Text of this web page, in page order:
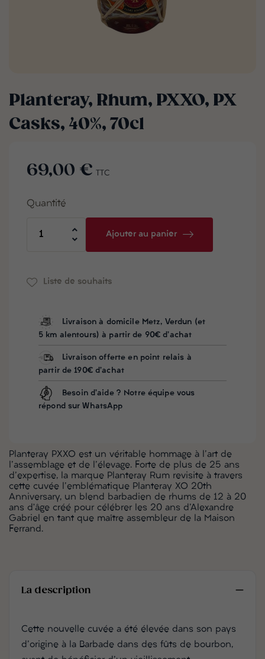
Planteray, Rhum, PXXO, PX
Casks, 40%, 70cl
69,00 € TTC
Quantité
Ajouter au panier
Liste de souhaits
Livraison à domicile Metz, Verdun (et
5 km alentours) à partir de 90€ d'achat
Livraison offerte en point relais à
partir de 190€ d'achat
Besoin d'aide ? Notre équipe vous
répond sur WhatsApp
Planteray PXXO est un véritable hommage à l'art de
l'assemblage et de l'élevage. Forte de plus de 25 ans
d'expertise, la marque Planteray Rum revisite à travers
cette cuvée l'emblématique Planteray XO 20th
Anniversary, un blend barbadien de rhums de 12 à 20
ans d’âge créé pour célébrer les 20 ans d'Alexandre
Gabriel en tant que maître assembleur de la Maison
Ferrand.
La description
Cette nouvelle cuvée a été élevée dans son pays
d'origine à la Barbade dans des fûts de bourbon,